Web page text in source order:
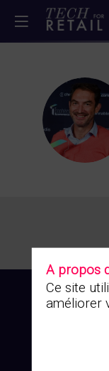
HC
A propos
Ce site
améliorer